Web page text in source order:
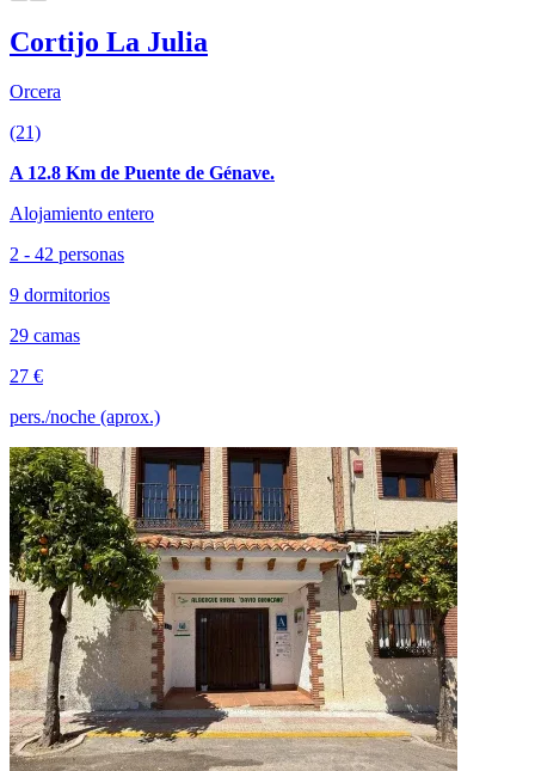
Cortijo La Julia
Orcera
(21)
A 12.8 Km de Puente de Génave.
Alojamiento entero
2 - 42 personas
9 dormitorios
29 camas
27 €
pers./noche (aprox.)